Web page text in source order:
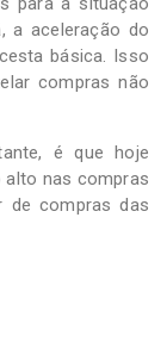
a aceleração do
básica. Isso
compras não
é que hoje
alto nas compras
de compras das